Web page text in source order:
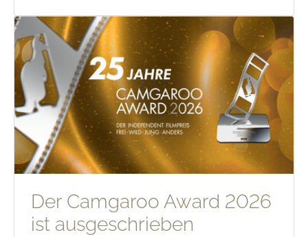
Der Camgaroo Award 2026
ist ausgeschrieben